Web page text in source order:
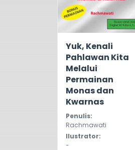
Yuk, Kenali
Pahlawan Kita
Melalui
Permainan
Monas dan
Kwarnas
Penulis:
Rachmawati
Ilustrator:
-